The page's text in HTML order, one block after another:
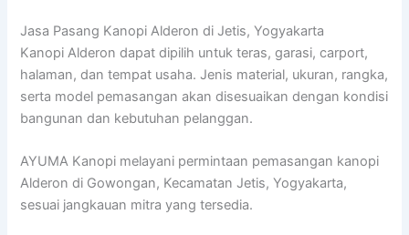
Jasa Pasang Kanopi Alderon di Jetis, Yogyakarta
Kanopi Alderon dapat dipilih untuk teras, garasi, carport,
halaman, dan tempat usaha. Jenis material, ukuran, rangka,
serta model pemasangan akan disesuaikan dengan kondisi
bangunan dan kebutuhan pelanggan.
AYUMA Kanopi melayani permintaan pemasangan kanopi
Alderon di Gowongan, Kecamatan Jetis, Yogyakarta,
sesuai jangkauan mitra yang tersedia.